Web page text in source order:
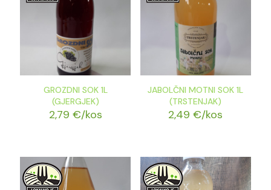
GROZDNI SOK 1L
(GJERGJEK)
2,79 €/kos
JABOLČNI MOTNI SOK 1L
(TRSTENJAK)
2,49€/kos